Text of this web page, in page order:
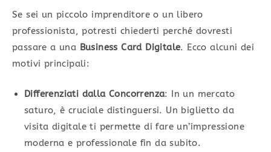
Se sei un piccolo imprenditore o un libero
professionista, potresti chiederti perché dovresti
passare a una Business Card Digitale. Ecco alcuni dei
motivi principali:
Differenziati dalla Concorrenza: In un mercato
saturo, è cruciale distinguersi. Un biglietto da
visita digitale ti permette di fare un’impressione
moderna e professionale fin da subito.